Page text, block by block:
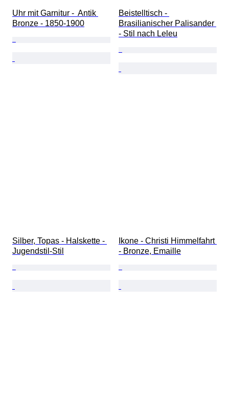
Uhr mit Garnitur -  Antik
Bronze - 1850-1900
Beistelltisch -
Brasilianischer Palisander
- Stil nach Leleu
Silber, Topas - Halskette -
Jugendstil-Stil
Ikone - Christi Himmelfahrt
- Bronze, Emaille